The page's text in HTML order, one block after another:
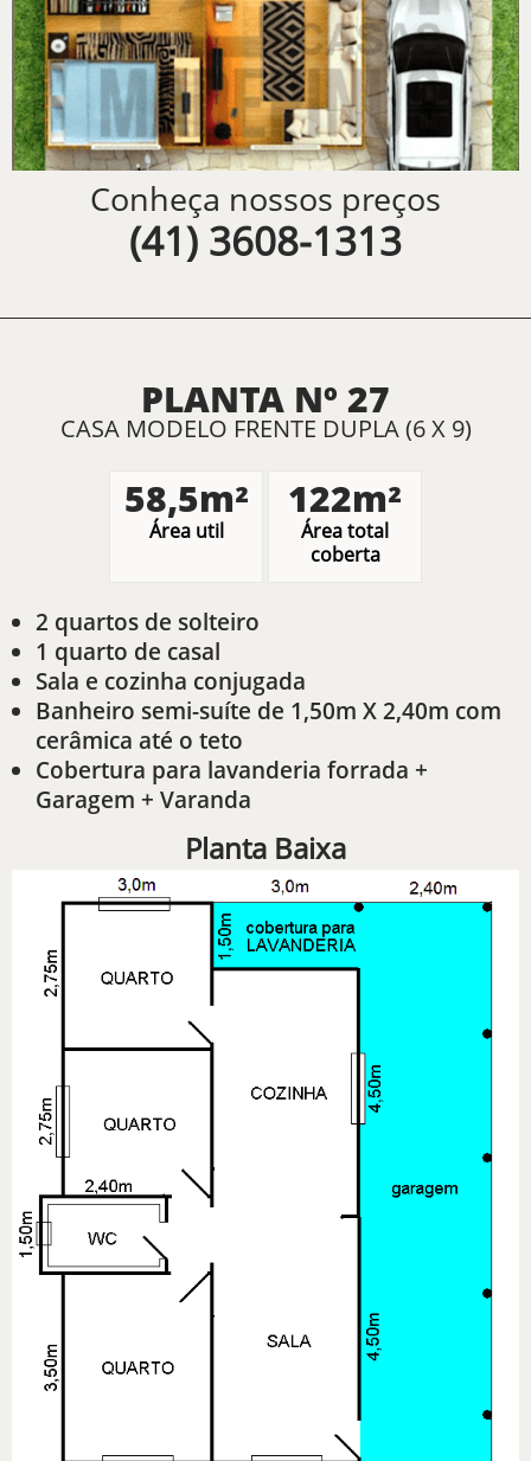
Conheça nossos preços
(41) 3608-1313
PLANTA Nº 27
CASA MODELO FRENTE DUPLA (6 X 9)
58,5m²
Área util
122m²
Área total
coberta
2 quartos de solteiro
1 quarto de casal
Sala e cozinha conjugada
Banheiro semi-suíte de 1,50m X 2,40m com
cerâmica até o teto
Cobertura para lavanderia forrada +
Garagem + Varanda
Planta Baixa